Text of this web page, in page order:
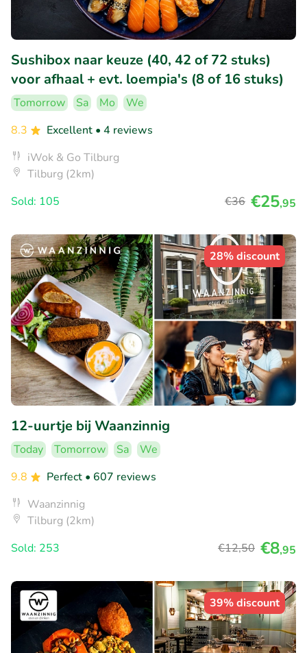
Sushibox naar keuze (40, 42 of 72 stuks)
voor afhaal + evt. loempia's (8 of 16 stuks)
Tomorrow Sa Mo
We
8.3
Excellent • 4 reviews
iWok & Go Tilburg
Tilburg (2km)
Sold: 105
€36 €25,95
28% discount
12-uurtje bij Waanzinnig
Today Tomorrow Sa
We
9.8
Perfect • 607 reviews
Waanzinnig
Tilburg (2km)
Sold: 253
€12,50 €8,95
39% discount